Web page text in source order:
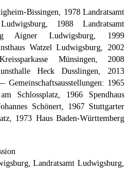
Bissingen, 1978 Landratsamt
1988 Landratsamt
Aigner Ludwigsburg, 1999
Watzel Ludwigsburg, 2002
Münsingen, 2008
Heck Dusslingen, 2013
1965
Schlossplatz, 1966 Spendhaus
Schönert, 1967 Stuttgarter
1973 Haus Baden-Württemberg
Landratsamt Ludwigsburg,